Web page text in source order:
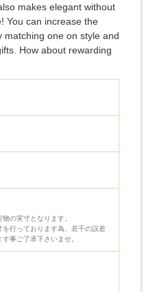
makes elegant without
You can increase the
matching one on style and
How about rewarding
の実寸となります。
を行っております為、若干の誤差
事ご了承下さいませ。